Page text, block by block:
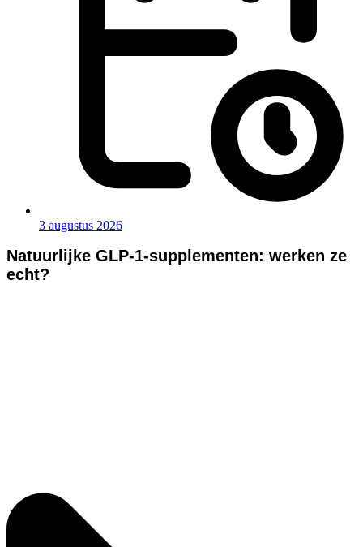
3 augustus 2026
Natuurlijke GLP-1-supplementen: werken ze
echt?